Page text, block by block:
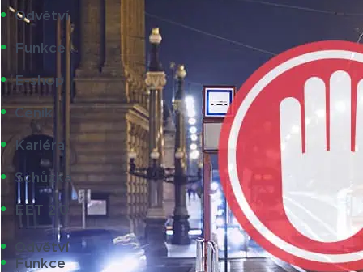
Odvětví
Funkce
E-shop
Ceník
Kariéra
Schůzka
EET 2.0
Odvětví
Funkce